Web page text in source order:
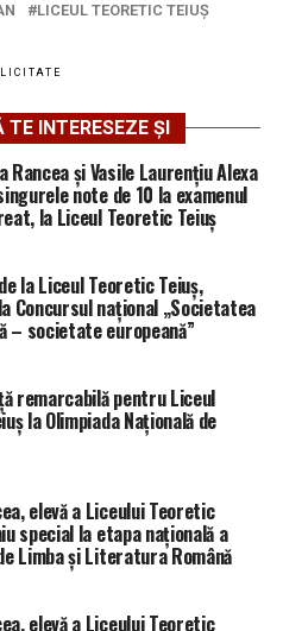
LICEUL TEORETIC TEIUŞ
INTERESEZE ȘI
Rancea și Vasile Laurențiu Alexa
note de 10 la examenul
la Liceul Teoretic Teiuș
la Liceul Teoretic Teiuș,
Concursul național „Societatea
– societate europeană”
remarcabilă pentru Liceul
la Olimpiada Națională de
elevă a Liceului Teoretic
special la etapa națională a
Limba și Literatura Română
elevă a Liceului Teoretic